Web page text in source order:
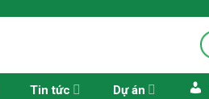
Tin tức Dự án